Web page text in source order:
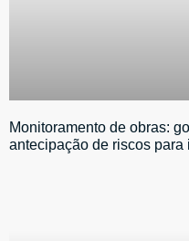
Monitoramento de obras:
antecipação de riscos para